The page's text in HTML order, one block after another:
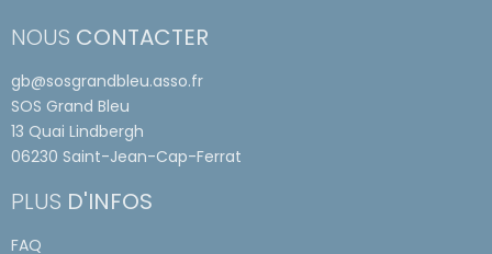
NOUS CONTACTER
gb@sosgrandbleu.asso.fr
SOS Grand Bleu
13 Quai Lindbergh
06230 Saint-Jean-Cap-Ferrat
PLUS D'INFOS
FAQ